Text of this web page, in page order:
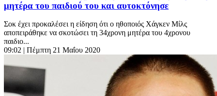
μητέρα του παιδιού του και αυτοκτόνησε
Σοκ έχει προκαλέσει η είδηση ότι ο ηθοποιός Χάγκεν Μίλς
αποπειράθηκε να σκοτώσει τη 34χρονη μητέρα του 4χρονου
παιδιο...
09:02 | Πέμπτη 21 Μαΐου 2020